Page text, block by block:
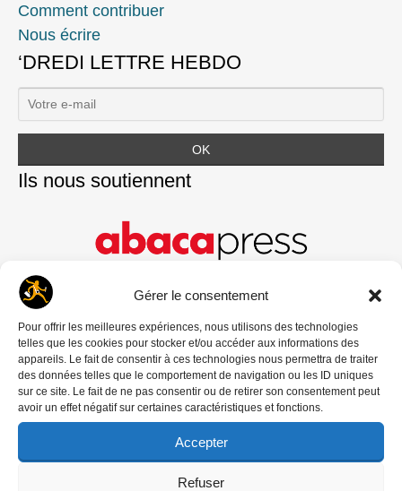
Gérer le consentement
Pour offrir les meilleures expériences, nous utilisons des technologies
telles que les cookies pour stocker et/ou accéder aux informations des
appareils. Le fait de consentir à ces technologies nous permettra de traiter
des données telles que le comportement de navigation ou les ID uniques
sur ce site. Le fait de ne pas consentir ou de retirer son consentement peut
avoir un effet négatif sur certaines caractéristiques et fonctions.
Accepter
Refuser
Comment contribuer
Nous écrire
‘DREDI LETTRE HEBDO
Ils nous soutiennent